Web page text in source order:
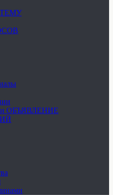
ОБЪЯВЛЕНИЕ